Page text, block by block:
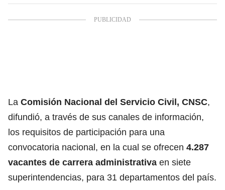
La Comisión Nacional del Servicio Civil, CNSC,
difundió, a través de sus canales de información,
los requisitos de participación para una
convocatoria nacional, en la cual se ofrecen 4.287
vacantes de carrera administrativa en siete
superintendencias, para 31 departamentos del país.